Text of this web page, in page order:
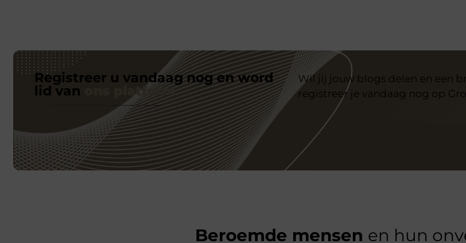
Registreer u vandaag nog en word
lid van
ons platform
Wil jij jouw blogs delen en een
registreer je vandaag nog op
Beroemde mensen en hun